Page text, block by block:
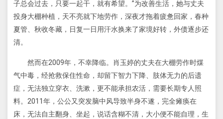
子总会过去，只要一起干，就有希望。”为改善生活，她与丈夫
投身大棚种植，天不亮就下地劳作，深夜才拖着疲惫回家，春种
夏管、秋收冬藏，日复一日用汗水换来了家境好转，外债逐步还
清。
然而在2009年，不幸降临。肖玉婷的丈夫在大棚劳作时煤
气中毒，经抢救保住性命，却留下智力下降、肢体无力的后遗
症，无法独立穿衣、洗漱，更不能承担农活，需要长期专人照
料。2011年，公公又突发脑中风导致半身不遂，完全瘫痪在
床，无法自主翻身、坐起，说话含糊不清，大小便不能自理，生